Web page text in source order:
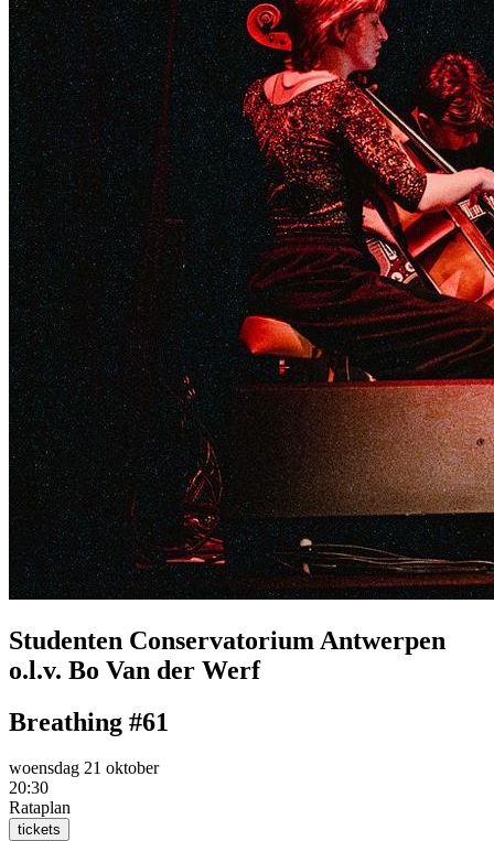
Studenten Conservatorium Antwerpen
o.l.v. Bo Van der Werf
Breathing #61
woensdag 21 oktober
20:30
Rataplan
tickets